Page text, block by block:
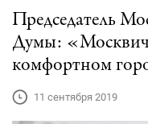
Председатель
Думы:
комфортном
11 сентября 2019